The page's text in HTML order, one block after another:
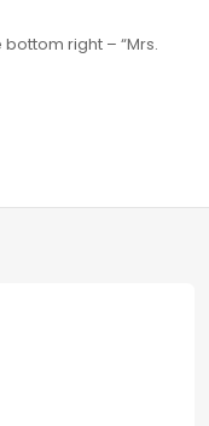
right – “Mrs.